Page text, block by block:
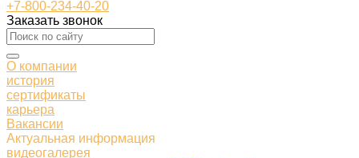
+7-800-234-40-20
Заказать звонок
О компании
история
сертификаты
карьера
Вакансии
Актуальная информация
видеогалерея